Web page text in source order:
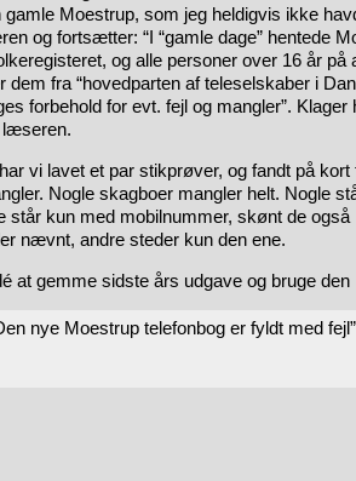
gamle Moestrup, som jeg heldigvis ikke
og fortsætter: “I “gamle dage” hentede
og alle personer over 16 år på
dem fra “hovedparten af teleselskaber i
forbehold for evt. fejl og mangler”.
læseren.
vi lavet et par stikprøver, og fandt på
Nogle skagboer mangler helt. Nogle
står kun med mobilnummer, skønt de
nævnt, andre steder kun den ene.
at gemme sidste års udgave og bruge den
nye Moestrup telefonbog er fyldt med